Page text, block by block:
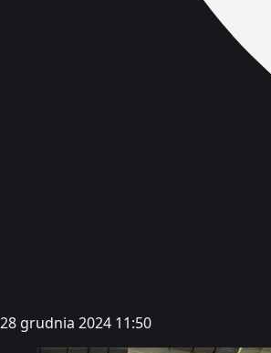
28 grudnia 2024 11:50